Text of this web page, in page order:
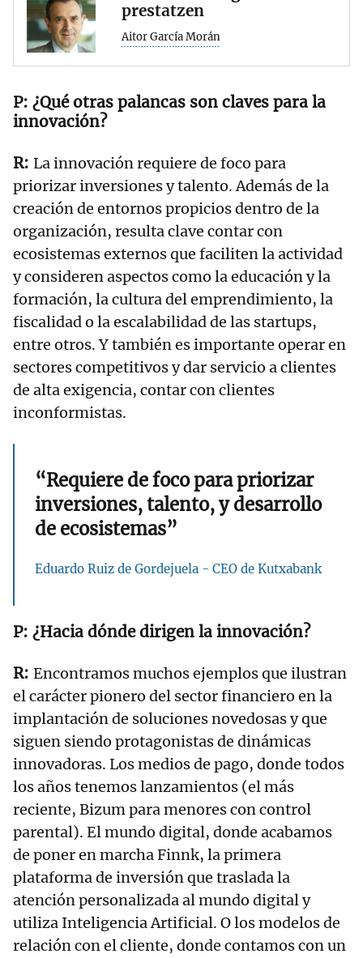
prestatzen
Aitor García Morán
¿Qué otras palancas son claves para la
innovación?
La innovación requiere de foco para
priorizar inversiones y talento. Además de la
creación de entornos propicios dentro de la
organización, resulta clave contar con
ecosistemas externos que faciliten la actividad
y consideren aspectos como la educación y la
formación, la cultura del emprendimiento, la
fiscalidad o la escalabilidad de las startups,
entre otros. Y también es importante operar en
sectores competitivos y dar servicio a clientes
de alta exigencia, contar con clientes
inconformistas.
“Requiere de foco para priorizar
inversiones, talento, y desarrollo
de ecosistemas”
Eduardo Ruiz de Gordejuela - CEO de Kutxabank
¿Hacia dónde dirigen la innovación?
Encontramos muchos ejemplos que ilustran
el carácter pionero del sector financiero en la
implantación de soluciones novedosas y que
siguen siendo protagonistas de dinámicas
innovadoras. Los medios de pago, donde todos
los años tenemos lanzamientos (el más
reciente, Bizum para menores con control
parental). El mundo digital, donde acabamos
de poner en marcha Finnk, la primera
plataforma de inversión que traslada la
atención personalizada al mundo digital y
utiliza Inteligencia Artificial. O los modelos de
relación con el cliente, donde contamos con un